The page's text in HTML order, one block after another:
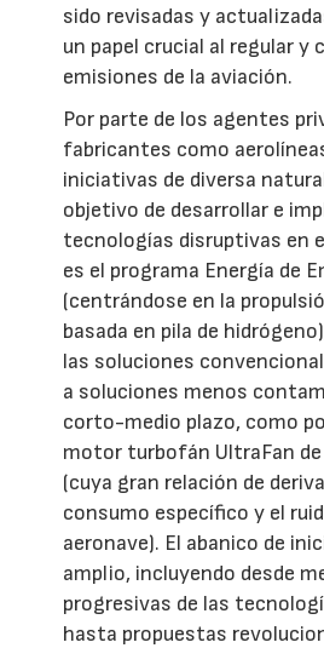
sido revisadas y
un papel crucial al regular y
emisiones de la aviación.
Por parte de los agentes
fabricantes como
iniciativas de diversa
objetivo de desarrollar e
tecnologías disruptivas en
es el programa Energía de
(centrándose en la
basada en pila de
las soluciones
a soluciones menos
corto-medio plazo, como
motor turbofán UltraFan de
(cuya gran relación de
consumo específico y el
aeronave). El abanico de
amplio, incluyendo desde
progresivas de las
hasta propuestas